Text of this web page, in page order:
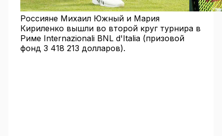
Россияне Михаил Южный и Мария
Кириленко вышли во второй круг турнира в
Риме Internazionali BNL d'Italia (призовой
фонд 3 418 213 долларов).